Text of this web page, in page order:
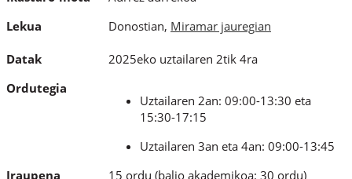
Lekua
Donostian, Miramar jauregian
Datak
2025eko uztailaren 2tik 4ra
Ordutegia
Uztailaren 2an: 09:00-13:30 eta
15:30-17:15
Uztailaren 3an eta 4an: 09:00-13:45
Iraupena
15 ordu (balio akademikoa: 30 ordu)